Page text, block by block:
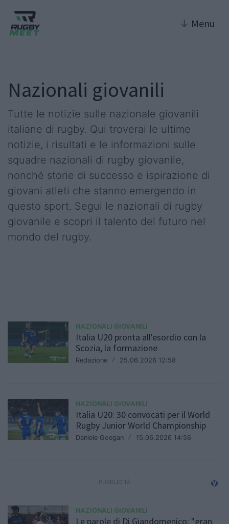
↓ Menu
Nazionali giovanili
Tutte le notizie sulle nazionale giovanili
italiane di rugby. Qui troverai le ultime
notizie, i risultati e le informazioni sulle
squadre nazionali di rugby giovanile,
nonché storie di successo e ispirazione di
giovani atleti che stanno emergendo in
questo sport. Segui le nazionali di rugby
giovanile e scopri il talento del futuro nel
mondo del rugby.
NAZIONALI GIOVANILI
Italia U20 pronta all'esordio con la
Scozia, la formazione
Redazione / 25.06.2026 12:58
NAZIONALI GIOVANILI
Italia U20: 30 convocati per il World
Rugby Junior World Championship
Daniele Goegan / 15.06.2026 14:56
NAZIONALI GIOVANILI
Le parole di Di Giandomenico: "gran